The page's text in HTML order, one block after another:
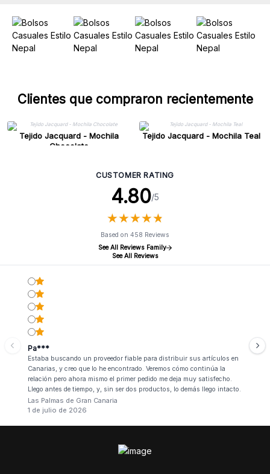
Clientes que compraron recientemente
Tejido Jacquard - Mochila
Chocolate
Tejido Jacquard - Mochila Teal
CUSTOMER RATING
4.80/5
★★★★★
★★★★★
Based on 458 Reviews
See All Reviews Family
See All Reviews
Pa***
Estaba buscando un proveedor fiable para distribuir sus artículos en
Canarias, y creo que lo he encontrado. Veremos cómo continúa la
relación pero ahora mismo el primer pedido me deja muy satisfecho.
Llego antes de tiempo, y, sin ser dos productos, lo demás llego intacto.
Las Palmas de Gran Canaria
1 de julio de 2026